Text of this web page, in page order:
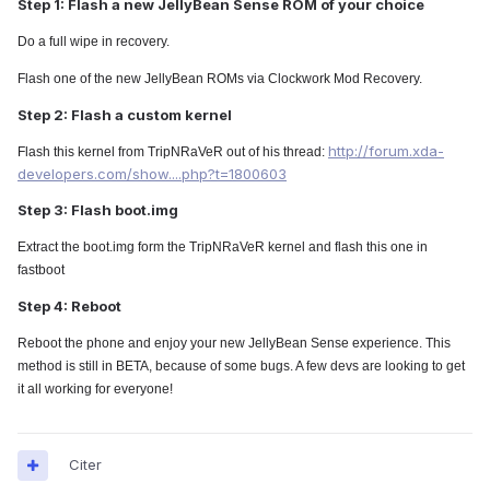
Step 1: Flash a new JellyBean Sense ROM of your choice
Do a full wipe in recovery.
Flash one of the new JellyBean ROMs via Clockwork Mod Recovery.
Step 2: Flash a custom kernel
Flash this kernel from TripNRaVeR out of his thread: http://forum.xda-
developers.com/show....php?t=1800603
Step 3: Flash boot.img
Extract the boot.img form the TripNRaVeR kernel and flash this one in
fastboot
Step 4: Reboot
Reboot the phone and enjoy your new JellyBean Sense experience. This
method is still in BETA, because of some bugs. A few devs are looking to get
it all working for everyone!
Citer